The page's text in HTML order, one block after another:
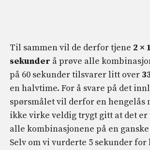
Til sammen vil de derfor tjene 2 ×
sekunder å prøve alle
på 60 sekunder tilsvarer litt over
en halvtime. For å svare på det
spørsmålet vil derfor en hengelås
ikke virke veldig trygt gitt at det
alle kombinasjonene på en
Selv om vi vurderte 5 sekunder for